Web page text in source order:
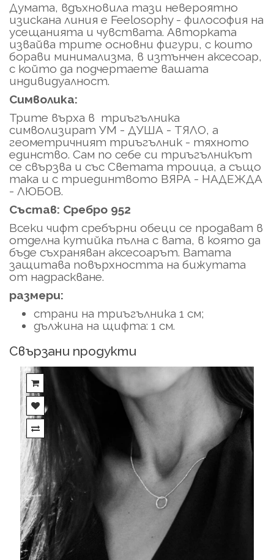
Думата, вдъхновила тази невероятно
изискана линия е Feelosophy - философия на
усещанията и чувствата. Авторката
извайва трите основни фигури, с които
борави минимализма, в изтънчен аксесоар,
с който да подчертаете вашата
индивидуалност.
Символика:
Трите върха в триъгълника
символизират УМ - ДУША - ТЯЛО, а
геометричният триъгълник - тяхното
единство. Сам по себе си триъгълникът
се свързва и със Светата троица, а също
така и с триединтвото ВЯРА - НАДЕЖДА
- ЛЮБОВ.
Състав: Сребро 952
Всеки чифт сребърни обеци се продават в
отделна кутийка пълна с вата, в която да
бъде съхраняван аксесоарът. Ватата
защитава повърхността на бижутата
от надраскване.
размери:
страни на триъгълника 1 см;
дължина на щифта: 1 см.
Свързани продукти